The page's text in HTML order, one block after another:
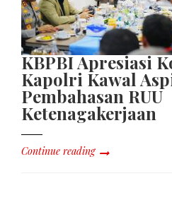
KBPBI Apresiasi
Kapolri Kawal
Pembahasan RUU
Ketenagakerjaan
Continue reading